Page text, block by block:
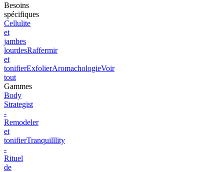
Besoins
spécifiques
Cellulite
et
jambes
lourdesRaffermir
et
tonifierExfolierAromachologieVoir
tout
Gammes
Body
Strategist
-
Remodeler
et
tonifierTranquilllity
-
Rituel
de